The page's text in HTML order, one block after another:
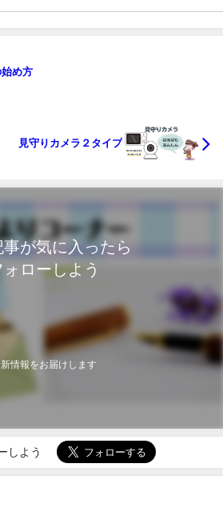
め方
見守りカメラ２タイプ
が気に入ったら
ォローしよう
情報をお届けします
しよう